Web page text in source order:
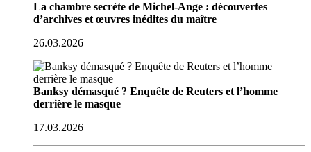
La chambre secrète de Michel-Ange : découvertes
d’archives et œuvres inédites du maître
26.03.2026
Banksy démasqué ? Enquête de Reuters et l’homme
derrière le masque
17.03.2026